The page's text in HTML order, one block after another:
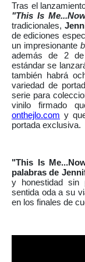
Tras el
"This Is
tradicionales,
de ediciones
un impresionante
además de 2
estándar se
también habrá
variedad de
serie para
vinilo firmado
onthejlo.com y
portada exclusiva.
"This Is
palabras de
y honestidad sin
sentida oda a su
en los finales de